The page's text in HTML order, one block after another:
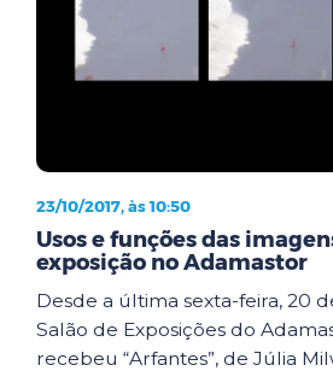
23/10/2017, às 10:50
Usos e funções das
exposição no Adamastor
Desde a última sexta-feira, 20
Salão de Exposições do
recebeu “Arfantes”, de Júlia